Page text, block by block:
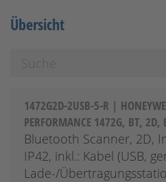
Übersicht
1472G2D-2USB-5-R |
PERFORMANCE 1472G, BT,
Bluetooth Scanner, 2D,
IP42, inkl.: Kabel (USB,
Lade-/